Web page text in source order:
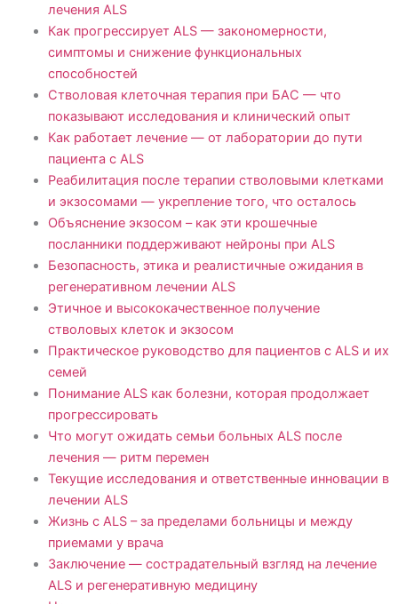
лечения ALS
Как прогрессирует ALS — закономерности,
симптомы и снижение функциональных
способностей
Стволовая клеточная терапия при БАС — что
показывают исследования и клинический опыт
Как работает лечение — от лаборатории до пути
пациента с ALS
Реабилитация после терапии стволовыми клетками
и экзосомами — укрепление того, что осталось
Объяснение экзосом – как эти крошечные
посланники поддерживают нейроны при ALS
Безопасность, этика и реалистичные ожидания в
регенеративном лечении АLS
Этичное и высококачественное получение
стволовых клеток и экзосом
Практическое руководство для пациентов с ALS и их
семей
Понимание АLS как болезни, которая продолжает
прогрессировать
Что могут ожидать семьи больных ALS после
лечения — ритм перемен
Текущие исследования и ответственные инновации в
лечении АLS
Жизнь с ALS – за пределами больницы и между
приемами у врача
Заключение — сострадательный взгляд на лечение
АLS и регенеративную медицину